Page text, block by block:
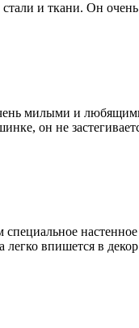
и ткани. Он
милыми и
он не
настенное
впишется в